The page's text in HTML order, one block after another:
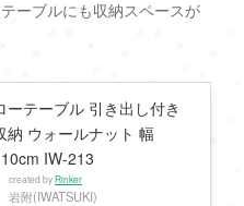
ーブルにも収納スペースが
ーテーブル 引き出し付き
納 ウォールナット 幅
IW-213
created byRinker
岩附(IWATSUKI)